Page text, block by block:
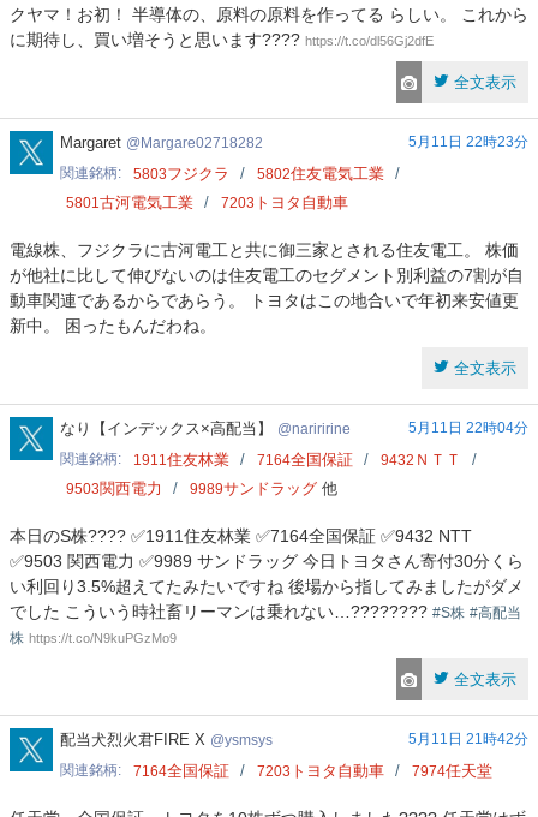
クヤマ！お初！ 半導体の、原料の原料を作ってる らしい。 これから
に期待し、買い増そうと思います???? https://t.co/dl56Gj2dfE
全文表示
Margare02718282
Margaret Margare02718282
5月11日 22時23分
関連銘柄
5803フジクラ 5802住友電気工業
5801古河電気工業 7203 トヨタ自動車
電線株、フジクラに古河電工と共に御三家とされる住友電工。 株価
が他社に比して伸びないのは住友電工のセグメント別利益の7割が自
動車関連であるからであらう。 トヨタはこの地合いで年初来安値更
新中。 困ったもんだわね。
全文表示
nariririne
なり【インデックス×高配当】 nariririne
5月11日 22時04分
関連銘柄
1911住友林業 7164全国保証 9432 ＮＴＴ
9503関西電力 9989サンドラッグ 他
本日のS株???? ✅1911住友林業 ✅7164全国保証 ✅9432 NTT
✅9503 関西電力 ✅9989 サンドラッグ 今日トヨタさん寄付30分くら
い利回り3.5%超えてたみたいですね 後場から指してみましたがダメ
でした こういう時社畜リーマンは乗れない…????‍???? #S株 #高配当
株 https://t.co/N9kuPGzMo9
全文表示
ysmsys
配当犬烈火君FIRE X ysmsys
5月11日 21時42分
関連銘柄
7164全国保証 7203 トヨタ自動車 7974任天堂